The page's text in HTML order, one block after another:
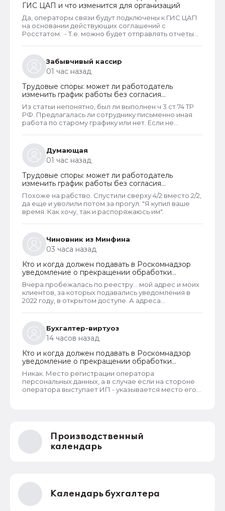
ГИС ЦАП и что изменится для организаций
Да, операторы связи будут подключены к ГИС ЦАП
на основании действующих соглашений с
Росстатом. - Т.е. можно будет отправлять отчеты
Забывчивый кассир
01 час назад
Трудовые споры: может ли работодатель
изменить график работы без согласия
сотрудника
Из статьи непонятно, был ли выполнен ч 3 ст 74 ТР
РФ. Предлагалась ли сотруднику письменно иная
работа по старому графику или нет. Если не
выплатой всех положенных ему компенсаций при
таком виде увольнения (не по собственному
желанию или соглашению сторон).
Думающая
01 час назад
Трудовые споры: может ли работодатель
изменить график работы без согласия
сотрудника
Похоже на рабство. Спустили сверху 4/2 вместо 2/2,
да еще и уволили потом за прогул. "Я купил ваше
время. Как хочу, так и распоряжаюсь им".
Чиновник из Минфина
03 часа назад
Кто и когда должен подавать в Роскомнадзор
уведомление о прекращении обработки
персональных данных
Вчера пробежалась по реестру... мой адрес и моих
клиентов, за которых подавались уведомления в
2022 году, в открытом доступе. А адреса
проверила только знакомых ИП и заметила такую
закономерность. Или это просто совпадение
такое?
Бухгалтер-виртуоз
14 часов назад
Кто и когда должен подавать в Роскомнадзор
уведомление о прекращении обработки
персональных данных
Никак. Место регистрации оператора
персональных данных, а в случае если на стороне
оператора выступает ИП - указывается место его
сведениями. Делается это для того, чтобы у
субъектов ПД имелась возможность в случае
нарушения их прав обратиться непосредственно к
оператору для устранения нарушений.
Производственный
календарь
Календарь бухгалтера